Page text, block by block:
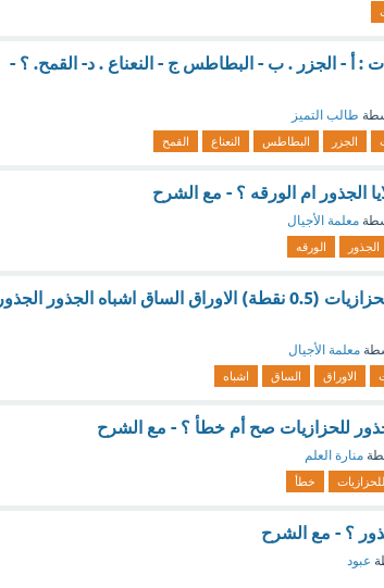
: أ - الجزر . ب - البطاطس ج - النعناع . د- القمح. ؟ -
طالب التميز
الجزر البطاطس النعناع القمح
الجذور ام الورقه ؟ - مع الشرح
معلمة الأجيال
الجذور الورقه
الجذور للسرخسيات مثل …… للحزازيات (0.5 نقطة) الاوراق الساق اشباه الجذور الجذور
معلمة الأجيال
الاوراق الساق اشباه
للحزازيات صح أم خطأ ؟ - مع الشرح
منارة العلم
للحزازيات خطأ
؟ - مع الشرح
عبود